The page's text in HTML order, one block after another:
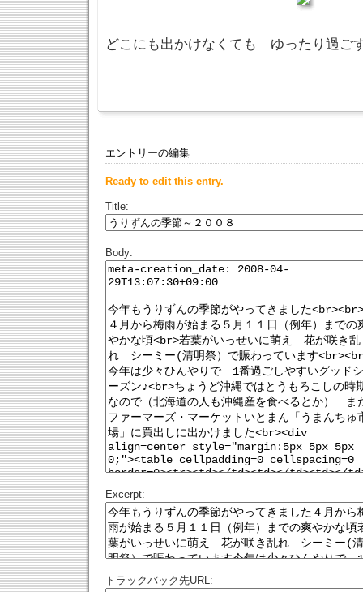
どこにも出かけなくても ゆったり過ご
エントリーの編集
Ready to edit this entry.
Title:
Body:
Excerpt:
トラックバック先URL: